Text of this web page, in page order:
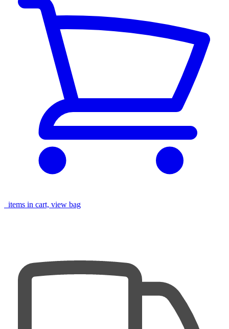
items in cart, view bag